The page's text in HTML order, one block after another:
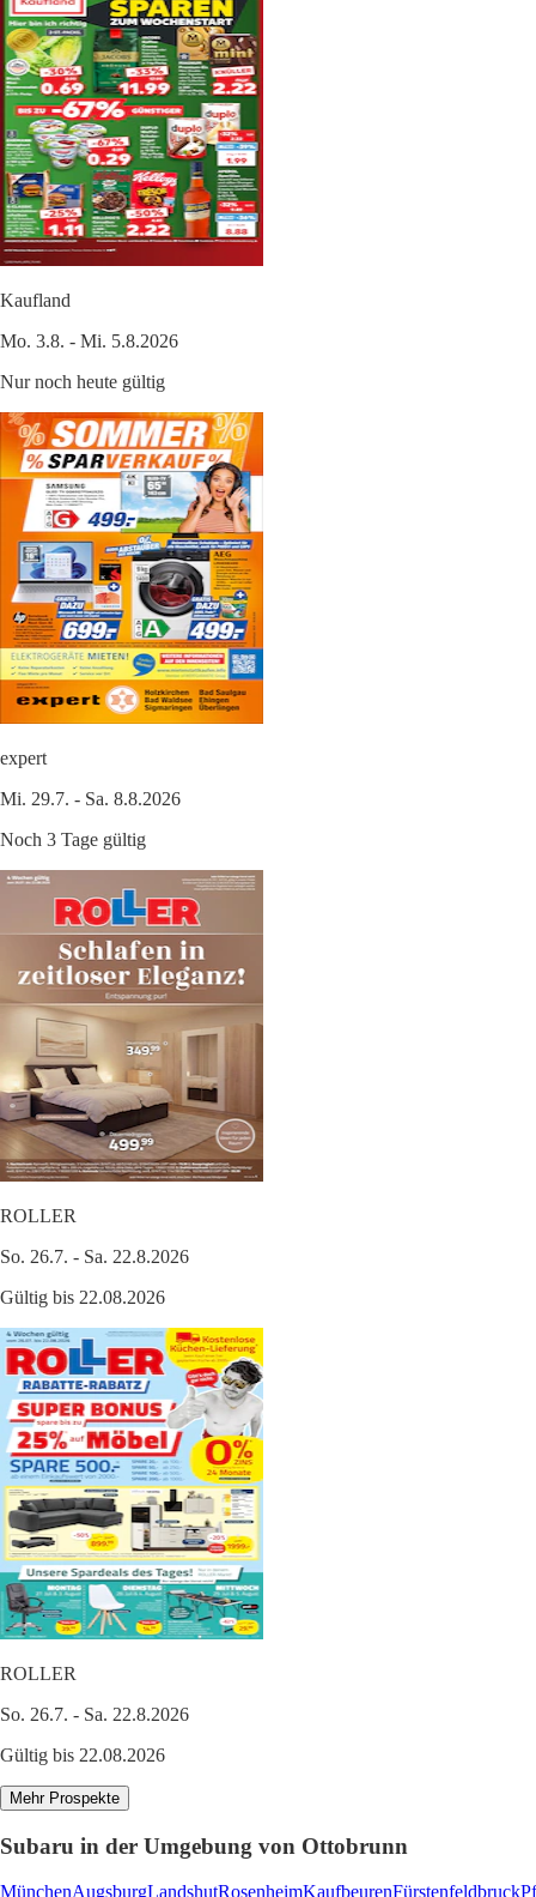
Kaufland
Mo. 3.8. - Mi. 5.8.2026
Nur noch heute gültig
expert
Mi. 29.7. - Sa. 8.8.2026
Noch 3 Tage gültig
ROLLER
So. 26.7. - Sa. 22.8.2026
Gültig bis 22.08.2026
ROLLER
So. 26.7. - Sa. 22.8.2026
Gültig bis 22.08.2026
Mehr Prospekte
Subaru in der Umgebung von Ottobrunn
MünchenAugsburgLandshutRosenheimKaufbeurenFürstenfeldbruck